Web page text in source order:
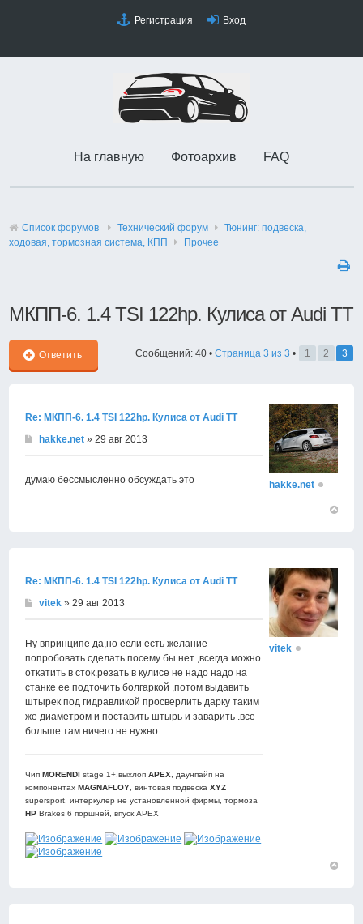
Регистрация Вход
На главную Фотоархив FAQ
Список форумов Технический форyм
Тюнинг: подвеска,
ходовая, тормозная система, КПП
Прочее
МКПП-6. 1.4 TSI 122hp. Кулиса от Audi TT
Ответить Сообщений: 40 • Страница 3 из 3 • 1 2 3
Re: МКПП-6. 1.4 TSI 122hp. Кулиса от Audi TT
hakke.net » 29 авг 2013
думаю бессмысленно обсуждать это hakke.net
Re: МКПП-6. 1.4 TSI 122hp. Кулиса от Audi TT
vitek » 29 авг 2013
Ну впринципе да,но если есть желание
попробовать сделать посему бы нет ,всегда можно
откатить в сток.резать в кулисе не надо надо на
станке ее подточить болгаркой ,потом выдавить
штырек под гидравликой просверлить дарку таким
же диаметром и поставить штырь и заварить .все
больше там ничего не нужно.
Чип MORENDI stage 1+,выхлопAPEX, даунпайп на
компонентах MAGNAFLOY, винтовая подвескаXYZ
supersport, интеркулер не установленной фирмы, тормоза
HP Brakes 6 поршней, впуск APEX
vitek